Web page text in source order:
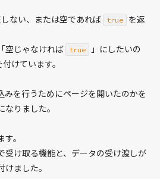
ない、または空であれば true
を返
空じゃなければ
true
」にしたいの
付けています。
みを行うためにページを開いたのかを
りました。
。
受け取る機能と、データの受け渡しが
ました。